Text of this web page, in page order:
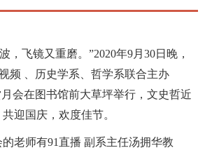
，飞镜又重磨。 ”2020年9月 30日晚，
频 、历史学系、哲学系联合主办
会在图书馆前大草坪举行，文史哲近
迎国庆，欢度佳节。
老师有91直播 副系主任汤拥华教